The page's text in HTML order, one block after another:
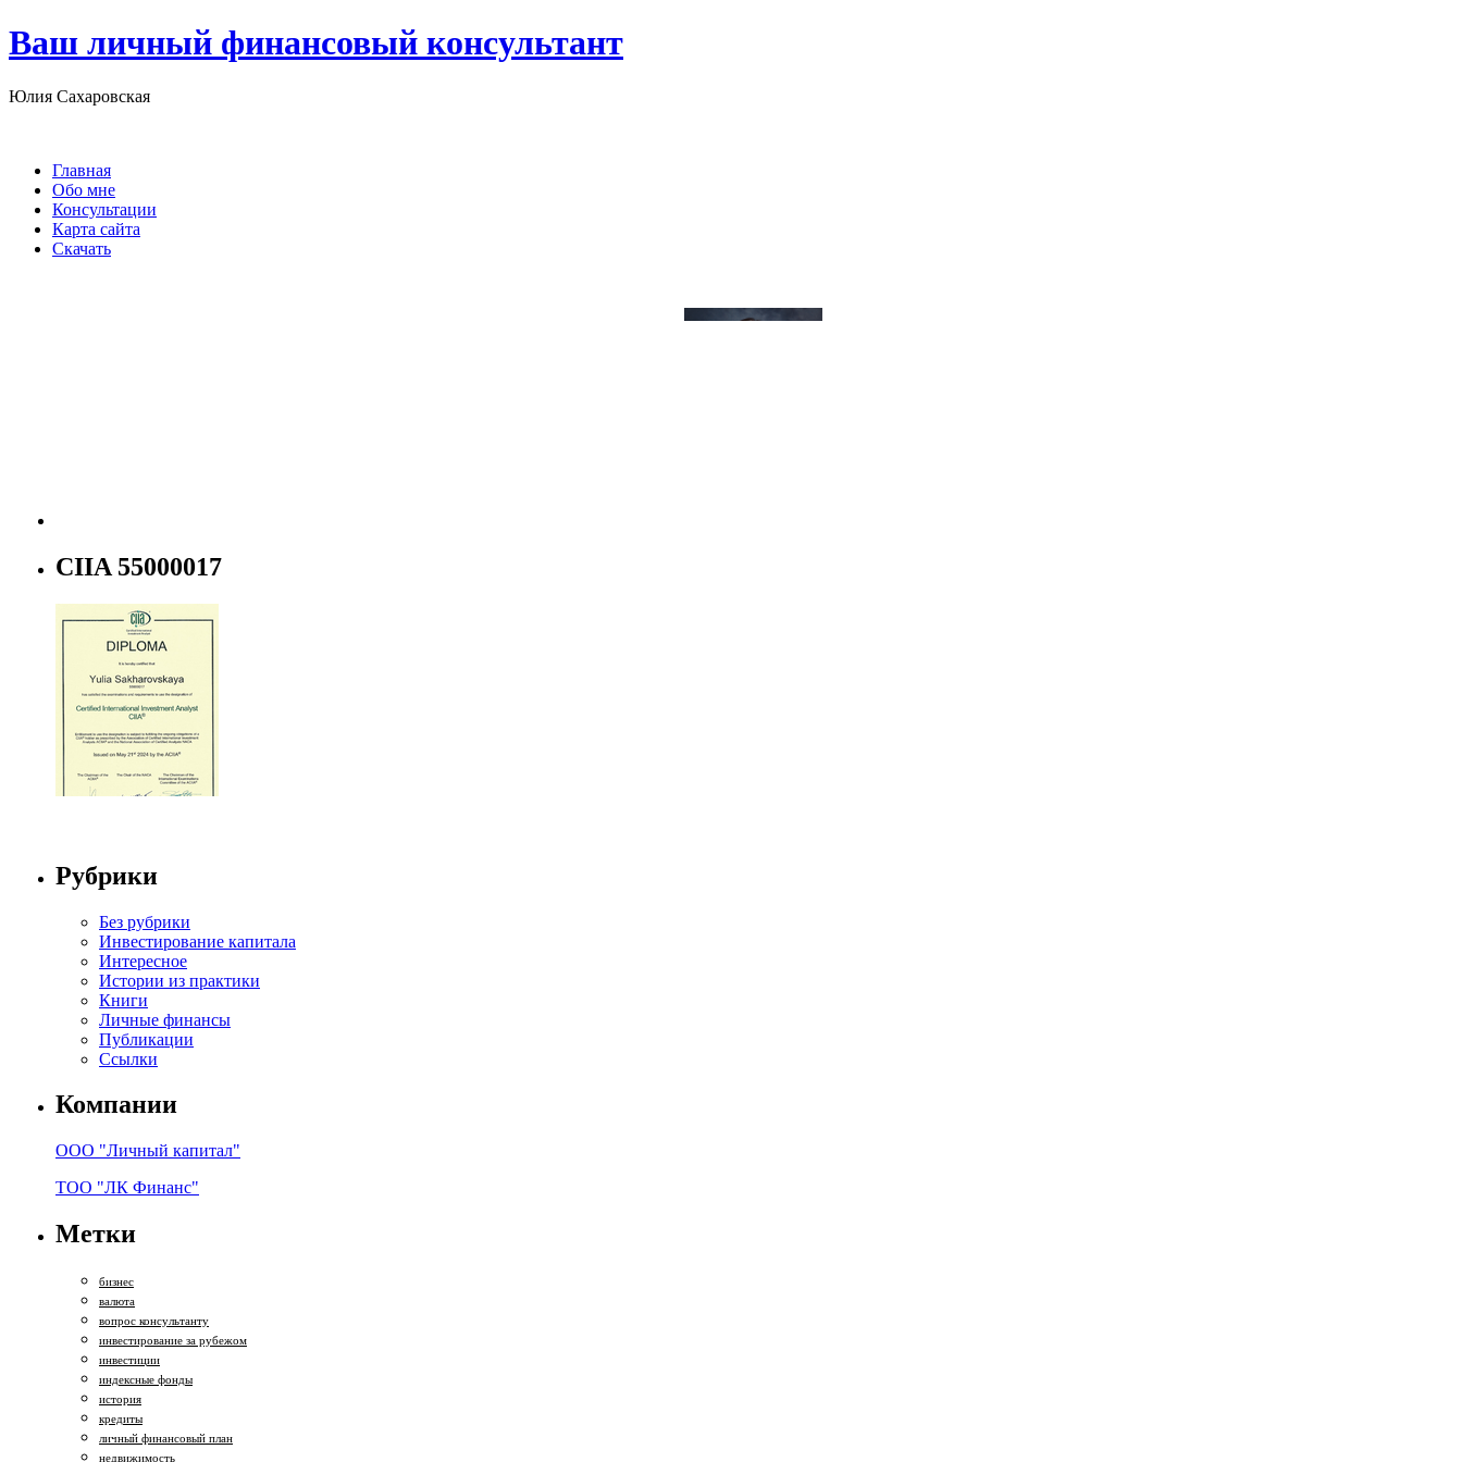
Ваш личный финансовый консультант
Юлия Сахаровская
Главная
Обо мне
Консультации
Карта сайта
Скачать
CIIA 55000017
Рубрики
Без рубрики
Инвестирование капитала
Интересное
Истории из практики
Книги
Личные финансы
Публикации
Ссылки
Компании
ООО "Личный капитал"
ТОО "ЛК Финанс"
Метки
бизнес
валюта
вопрос консультанту
инвестирование за рубежом
инвестиции
индексные фонды
история
кредиты
личный финансовый план
недвижимость